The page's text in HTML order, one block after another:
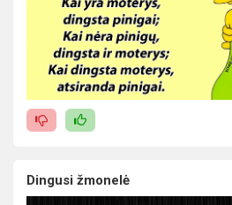
Dingusi žmonelė